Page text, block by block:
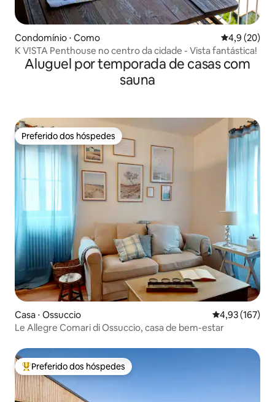
Condomínio ⋅ Como 4,9 de uma
4,9 (20)
K V!STA Penthouse no centro da cidade - Vista fantástica!
Aluguel por temporada de casas com
sauna
Preferido dos hóspedes
Preferido dos hóspedes
Casa ⋅ Ossuccio 4,93 de uma
4,93 (167)
Le Allegre Comari di Ossuccio, casa de bem-estar
Entre os melhores preferidos dos hóspedes
Preferido dos hóspedes